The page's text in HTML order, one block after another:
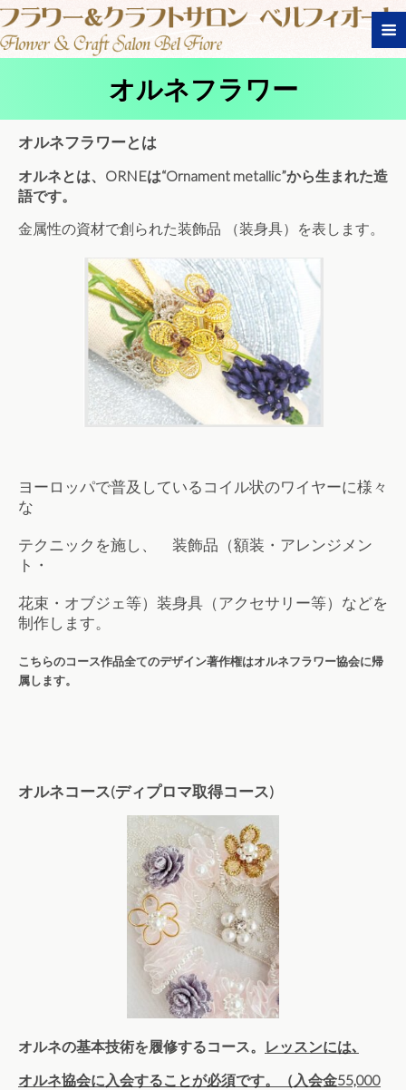
オルネフラワー
オルネフラワーとは
オルネとは、ORNEは“Ornament metallic”から生まれた造
語です。
金属性の資材で創られた装飾品 （装身具）を表します。
ヨーロッパで普及しているコイル状のワイヤーに様々
な
テクニックを施し、 装飾品（額装・アレンジメン
ト・
花束・オブジェ等）装身具（アクセサリー等）などを
制作します。
こちらのコース作品全てのデザイン著作権はオルネフラワー協会に帰
属します。
オルネコース(ディプロマ取得コース)
オルネの基本技術を履修するコース。
レッスンには､
オルネ協会に入会することが必須です。（入会金55,000